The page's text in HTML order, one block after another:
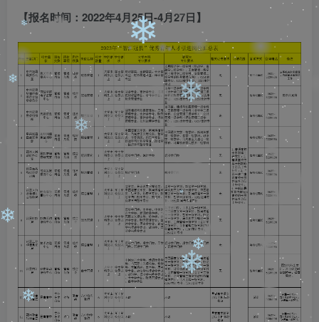
【报名时间：2022年4月25日-4月27日】
❄
❄
❄
❄ ❄
❄
❄
❄
❄